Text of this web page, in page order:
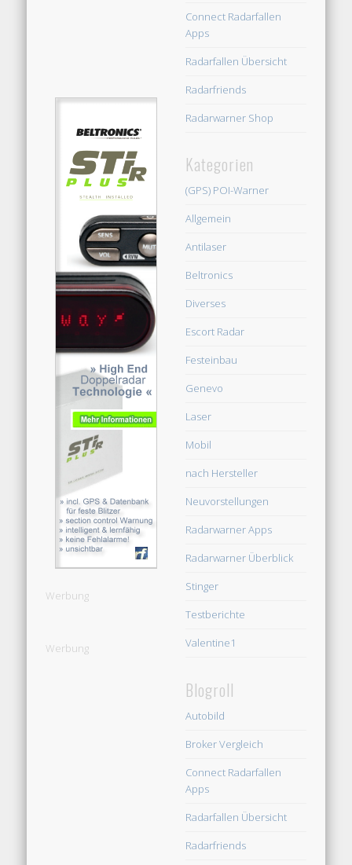
Werbung
Werbung
Connect Radarfallen
Apps
Radarfallen Übersicht
Radarfriends
Radarwarner Shop
Kategorien
(GPS) POI-Warner
Allgemein
Antilaser
Beltronics
Diverses
Escort Radar
Festeinbau
Genevo
Laser
Mobil
nach Hersteller
Neuvorstellungen
Radarwarner Apps
Radarwarner Überblick
Stinger
Testberichte
Valentine1
Blogroll
Autobild
Broker Vergleich
Connect Radarfallen
Apps
Radarfallen Übersicht
Radarfriends